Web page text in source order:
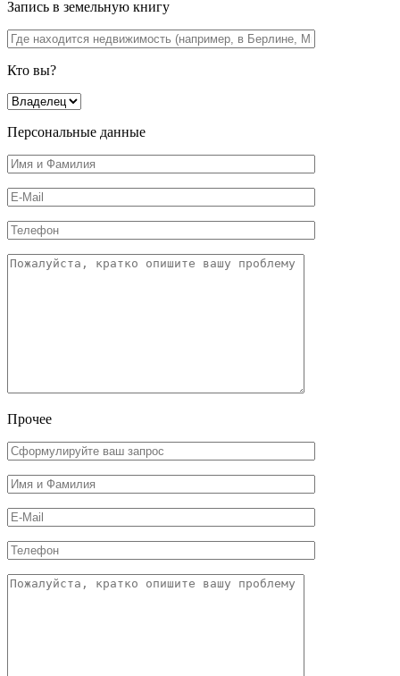
Запись в земельную книгу
Кто вы?
Персональные данные
Прочее